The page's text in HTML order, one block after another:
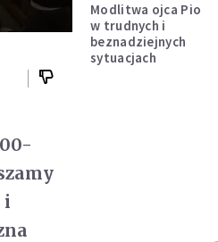
i
Modlitwa ojca Pio
w trudnych i
beznadziejnych
sytuacjach